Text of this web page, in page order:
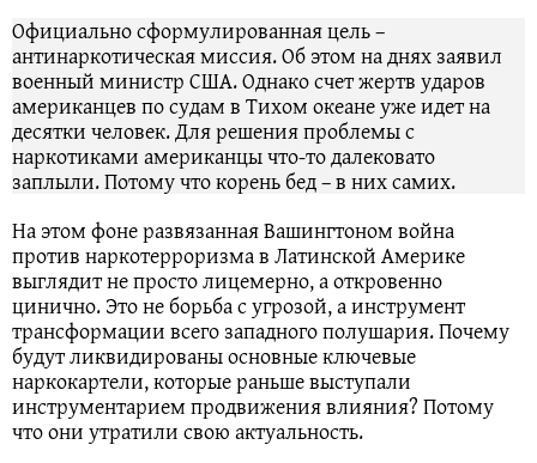
Официально сформулированная цель –
антинаркотическая миссия. Об этом на днях заявил
военный министр США. Однако счет жертв ударов
американцев по судам в Тихом океане уже идет на
десятки человек. Для решения проблемы с
наркотиками американцы что-то далековато
заплыли. Потому что корень бед – в них самих.
На этом фоне развязанная Вашингтоном война
против наркотерроризма в Латинской Америке
выглядит не просто лицемерно, а откровенно
цинично. Это не борьба с угрозой, а инструмент
трансформации всего западного полушария. Почему
будут ликвидированы основные ключевые
наркокартели, которые раньше выступали
инструментарием продвижения влияния? Потому
что они утратили свою актуальность.